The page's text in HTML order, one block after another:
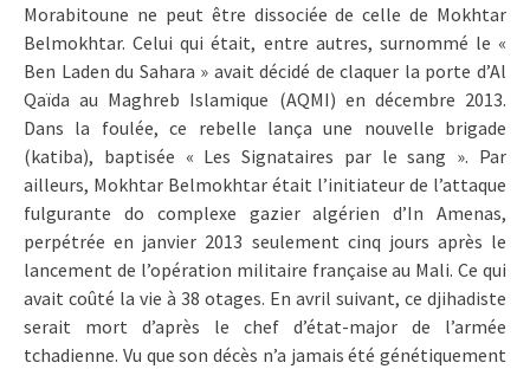
Morabitoune ne peut être dissociée de celle de Mokhtar
Belmokhtar. Celui qui était, entre autres, surnommé le «
Ben Laden du Sahara » avait décidé de claquer la porte d’Al
Qaïda au Maghreb Islamique (AQMI) en décembre 2013.
Dans la foulée, ce rebelle lança une nouvelle brigade
(katiba), baptisée « Les Signataires par le sang ». Par
ailleurs, Mokhtar Belmokhtar était l’initiateur de l’attaque
fulgurante do complexe gazier algérien d’In Amenas,
perpétrée en janvier 2013 seulement cinq jours après le
lancement de l’opération militaire française au Mali. Ce qui
avait coûté la vie à 38 otages. En avril suivant, ce djihadiste
serait mort d’après le chef d’état-major de l’armée
tchadienne. Vu que son décès n’a jamais été génétiquement